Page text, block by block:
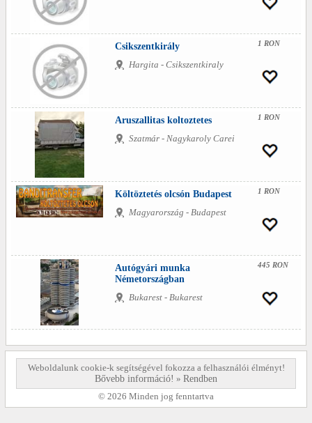
Csikszentkirály
Hargita - Csikszentkiraly
1 RON
Aruszallitas koltoztetes
Szatmár - Nagykaroly Carei
1 RON
Költöztetés olcsón Budapest
Magyarország - Budapest
1 RON
Autógyári munka
Németországban
Bukarest - Bukarest
445 RON
Weboldalunk cookie-k segítségével fokozza a felhasználói élményt!
Bővebb információ! » Rendben
© 2026 Minden jog fenntartva